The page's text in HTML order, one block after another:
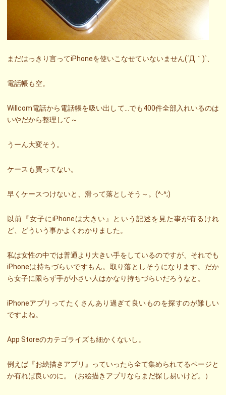
まだはっきり言ってiPhoneを使いこなせていないません(´Д｀)`、
電話帳も空。
Willcom電話から電話帳を吸い出して…でも400件全部入れいるのは
いやだから整理して～
うーん大変そう。
ケースも買ってない。
早くケースつけないと、滑って落としそう～。(^-^;)
以前『女子にiPhoneは大きい』という記述を見た事が有るけれ
ど、どういう事かよくわかりました。
私は女性の中では普通より大きい手をしているのですが、それでも
iPhoneは持ちづらいですもん。取り落としそうになります。だか
ら女子に限らず手が小さい人はかなり持ちづらいだろうなと。
iPhoneアプリってたくさんあり過ぎて良いものを探すのが難しい
ですよね。
App Storeのカテゴライズも細かくないし。
例えば『お絵描きアプリ』っていったら全て集められてるページと
か有れば良いのに。（お絵描きアプリならまだ探し易いけど。）